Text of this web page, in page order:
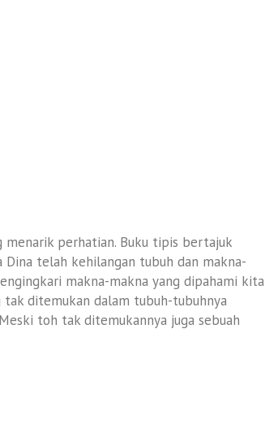
menarik perhatian. Buku tipis bertajuk
telah kehilangan tubuh dan makna-
makna-makna yang dipahami kita
tak ditemukan dalam tubuh-tubuhnya
toh tak ditemukannya juga sebuah